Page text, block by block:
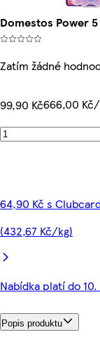
Domestos Power
Zatím žádné
99,90 Kč666,00
64,90 Kč s
(432,67 Kč/kg)
Nabídka platí do
Popis produktu